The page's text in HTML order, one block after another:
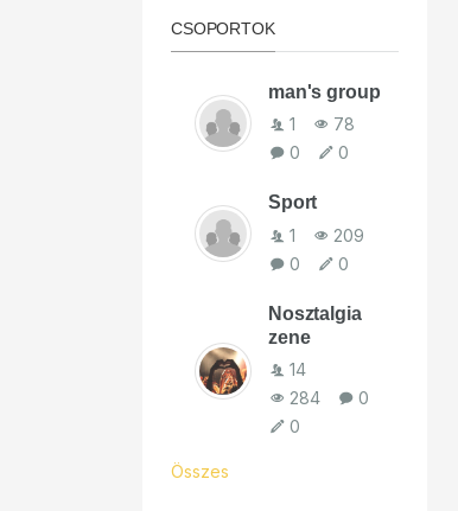
CSOPORTOK
man's group
1
78
0
0
Sport
1
209
0
0
Nosztalgia
zene
14
284
0
0
Összes